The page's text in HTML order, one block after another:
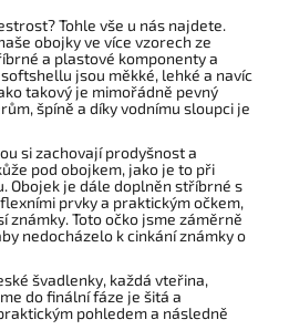
Tohle vše u nás najdete.
obojky ve více vzorech ze
a plastové komponenty a
jsou měkké, lehké a navíc
takový je mimořádně pevný
špíně a díky vodnímu sloupci je
si zachovají prodyšnost a
pod obojkem, jako je to při
Obojek je dále doplněn stříbrné s
prvky a praktickým očkem,
známky. Toto očko jsme záměrně
nedocházelo k cinkání známky o
švadlenky, každá vteřina,
do finální fáze je šitá a
pohledem a následně